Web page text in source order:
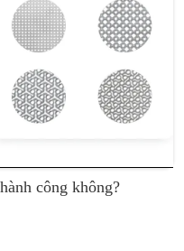
công không?